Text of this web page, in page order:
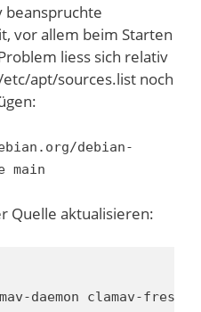
beanspruchte
vor allem beim Starten
liess sich relativ
apt/sources.list noch
debian-
Quelle aktualisieren:
daemon clamav-